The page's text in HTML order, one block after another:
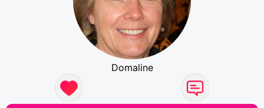
Domaline